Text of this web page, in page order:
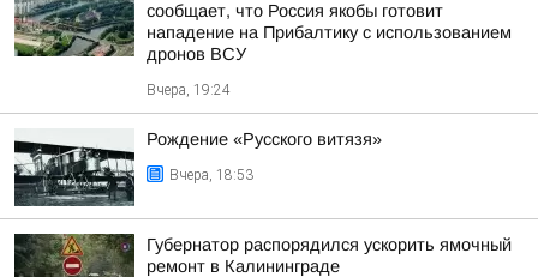
сообщает, что Россия якобы готовит
нападение на Прибалтику с использованием
дронов ВСУ
Вчера, 19:24
Рождение «Русского витязя»
Вчера, 18:53
Губернатор распорядился ускорить ямочный
ремонт в Калининграде